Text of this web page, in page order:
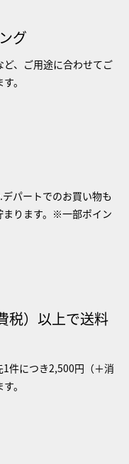
グ
、ご用途に合わせてご
。
パートでのお買い物も
まります。※一部ポイン
税）以上で送料
件につき2,500円（＋消
。